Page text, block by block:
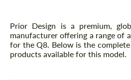
Описание
Prior Design is a premium,
manufacturer offering a range of
for the Q8. Below is the
products available for this model.